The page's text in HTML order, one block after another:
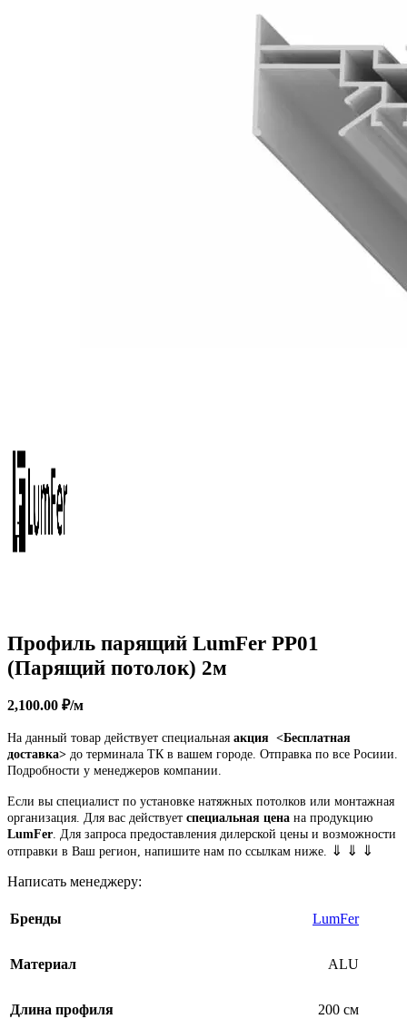
Профиль парящий LumFer PP01
(Парящий потолок) 2м
2,100.00 ₽/м
На данный товар действует специальная акция <Бесплатная
доставка> до терминала ТК в вашем городе. Отправка по все Росиии.
Подробности у менеджеров компании.
Если вы специалист по установке натяжных потолков или монтажная
организация. Для вас действует специальная цена на продукцию
LumFer. Для запроса предоставления дилерской цены и возможности
отправки в Ваш регион, напишите нам по ссылкам ниже. ⇓ ⇓ ⇓
Написать менеджеру:
Бренды LumFer
Материал ALU
Длина профиля 200 см